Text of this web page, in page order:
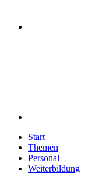
Start
Themen
Personal
Weiterbildung